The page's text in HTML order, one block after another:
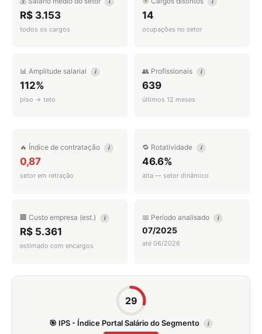
R$ 3.153
todos os cargos
14
ocupações no setor
📊 Amplitude salarial i
112%
piso → teto
👥 Profissionais i
639
últimos 12 meses
🔥 Índice de contratação i
0,87
setor em retração
🔁 Rotatividade i
46.6%
alta — setor dinâmico
🏢 Custo empresa (est.) i
R$ 5.361
estimado com encargos
📅 Período analisado i
07/2025
até 06/2026
29
🎯 IPS - Índice Portal Salário do Segmento i